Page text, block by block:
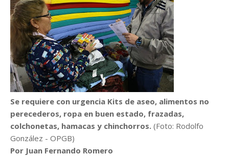
​Se requiere con urgencia Kits de aseo, alimentos no
perecederos, ropa en buen estado, frazadas,
colchonetas, hamacas y chinchorros. (Foto: Rodolfo
González - OPGB)
Por Juan Fernando Romero